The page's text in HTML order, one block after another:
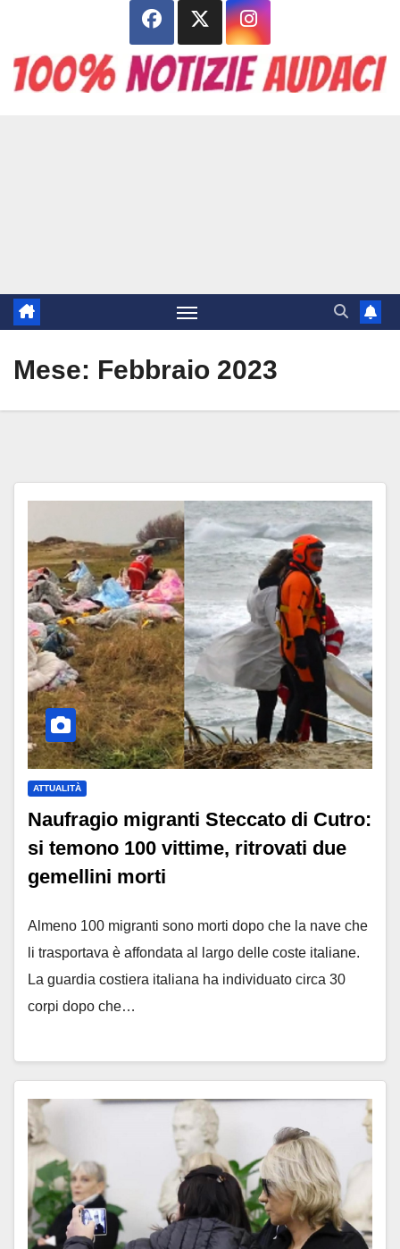
contenuto
Mese: Febbraio 2023
ATTUALITÀ
Naufragio migranti Steccato di Cutro:
si temono 100 vittime, ritrovati due
gemellini morti
Almeno 100 migranti sono morti dopo che la nave che
li trasportava è affondata al largo delle coste italiane.
La guardia costiera italiana ha individuato circa 30
corpi dopo che…